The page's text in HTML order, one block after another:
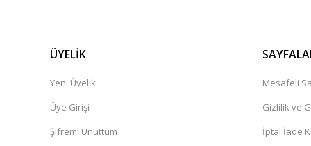
ÜYELİK
Yeni Üyelik
Üye Girişi
Şifremi Unuttum
Mesafeli
Gizlilik ve
İptal İade